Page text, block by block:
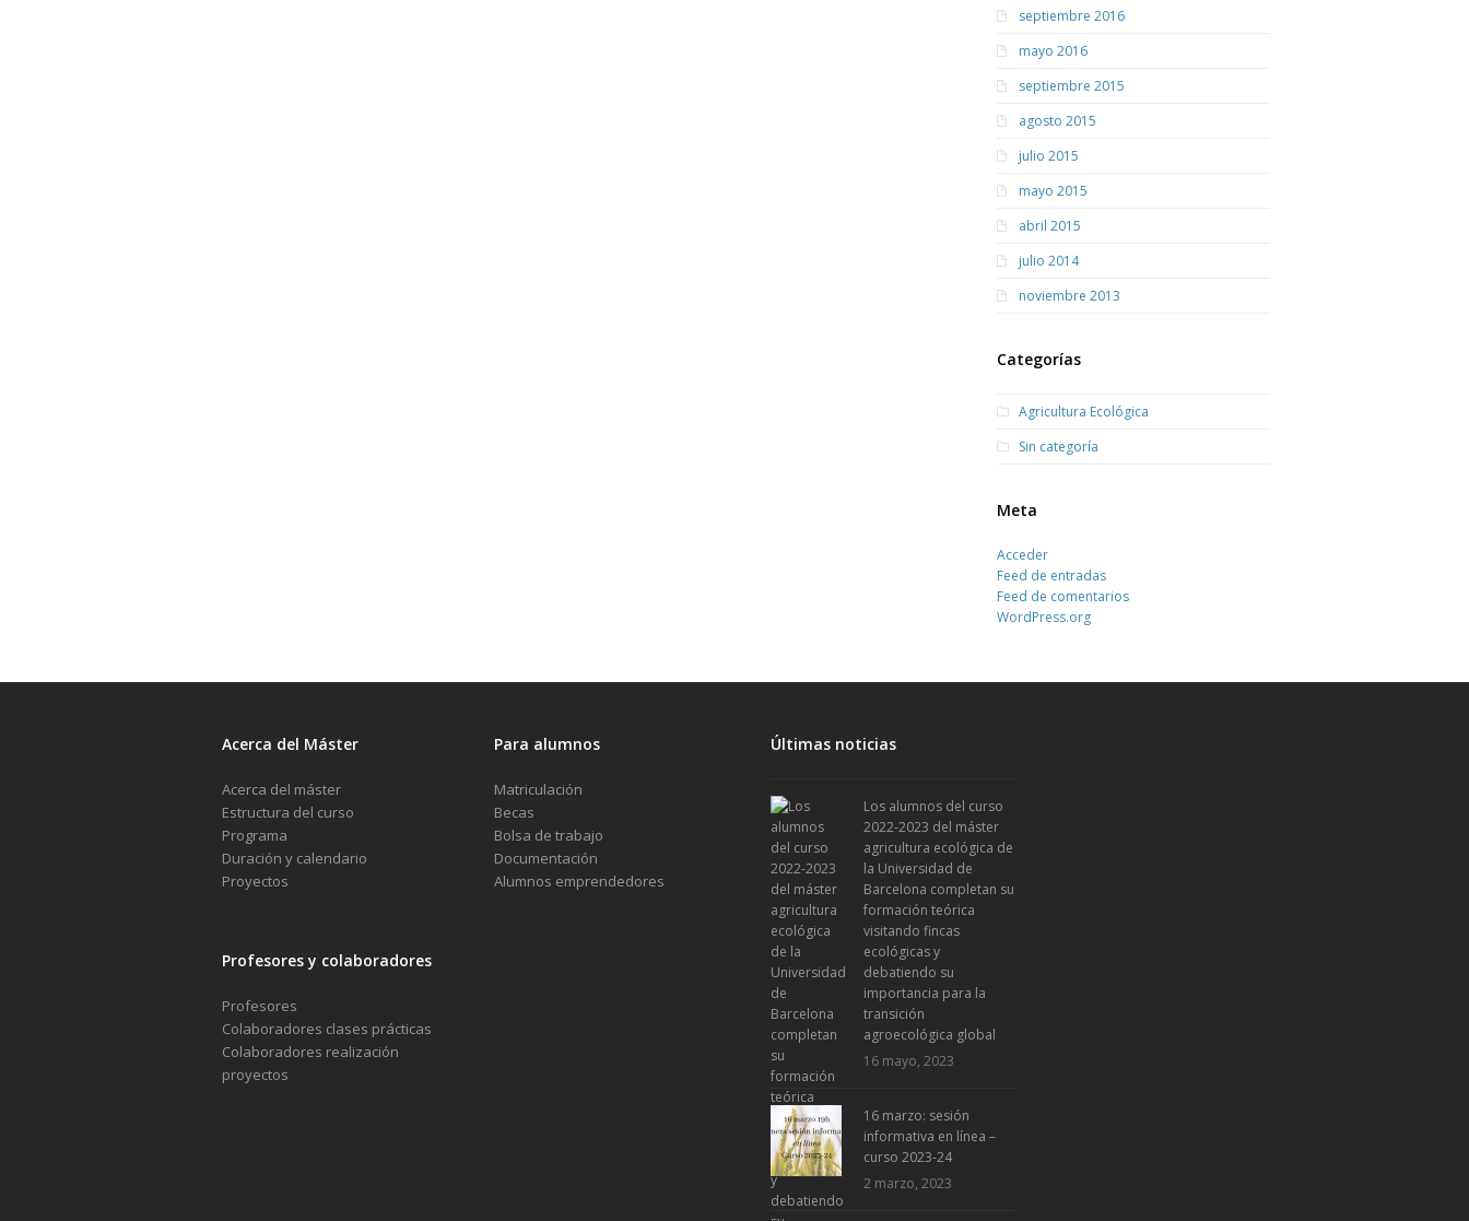
septiembre 2016
mayo 2016
septiembre 2015
agosto 2015
julio 2015
mayo 2015
abril 2015
julio 2014
noviembre 2013
Categorías
Agricultura Ecológica
Sin categoría
Meta
Acceder
Feed de entradas
Feed de comentarios
WordPress.org
Acerca del Máster
Acerca del máster
Estructura del curso
Programa
Duración y calendario
Proyectos
Profesores y colaboradores
Profesores
Colaboradores clases prácticas
Colaboradores realización
proyectos
Para alumnos
Matriculación
Becas
Bolsa de trabajo
Documentación
Alumnos emprendedores
Últimas noticias
Los alumnos del curso
2022-2023 del máster
agricultura ecológica de
la Universidad de
Barcelona completan su
formación teórica
visitando fincas
ecológicas y
debatiendo su
importancia para la
transición
agroecológica global
16 mayo, 2023
16 marzo: sesión
informativa en línea –
curso 2023-24
2 marzo, 2023